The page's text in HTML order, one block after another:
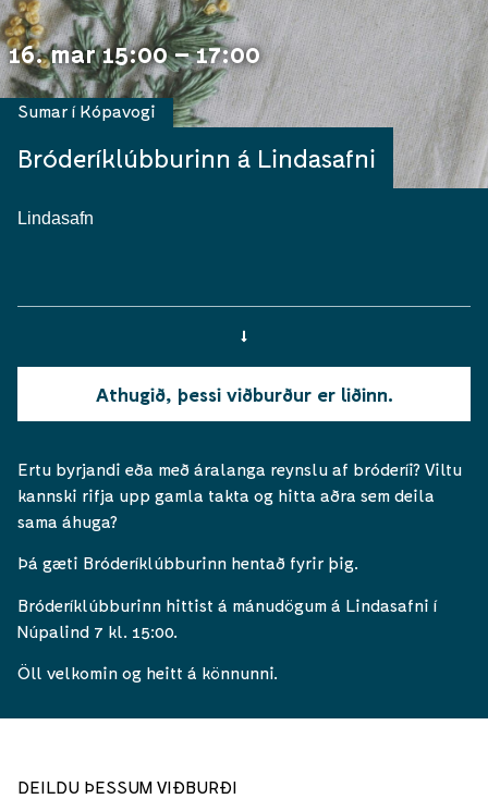
16. mar 15:00 – 17:00
Bróderíklúbburinn á Lindasafni
Sumar í Kópavogi
Lindasafn
Athugið, þessi viðburður er liðinn.
Ertu byrjandi eða með áralanga reynslu af bróderíi? Viltu
kannski rifja upp gamla takta og hitta aðra sem deila
sama áhuga?
Þá gæti Bróderíklúbburinn hentað fyrir þig.
Bróderíklúbburinn hittist á mánudögum á Lindasafni í
Núpalind 7 kl. 15:00.
Öll velkomin og heitt á könnunni.
DEILDU ÞESSUM VIÐBURÐI